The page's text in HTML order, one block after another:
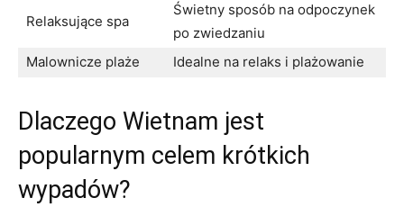
Relaksujące spa
Świetny ‍sposób na odpoczynek
⁤po zwiedzaniu
Malownicze plaże
Idealne na relaks ‍i plażowanie
Dlaczego ‌Wietnam jest
popularnym celem krótkich⁢
wypadów?